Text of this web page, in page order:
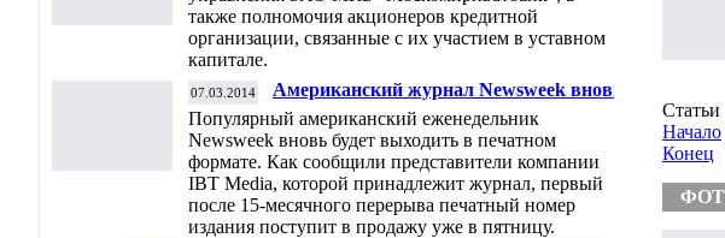
также полномочия акционеров кредитной
организации, связанные с их участием в уставном
капитале.
07.03.2014
Американский журнал Newsweek вновь
начнет издаваться в печатном формате
Популярный американский еженедельник
Newsweek вновь будет выходить в печатном
формате. Как сообщили представители компании
IBT Media, которой принадлежит журнал, первый
после 15-месячного перерыва печатный номер
издания поступит в продажу уже в пятницу.
Статьи
Начало
Конец